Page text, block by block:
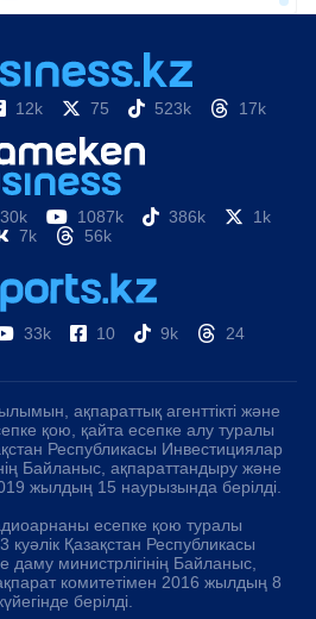
12k 75 523k 17k
1087k 386k
1k
7k
56k
33k 10 9k 24
ақпараттық агенттікті және
қою, қайта есепке алу туралы
Республикасы Инвестициялар
Байланыс, ақпараттандыру және
жылдың 15 наурызында берілді.
есепке қою туралы
Қазақстан Республикасы
министрлігінің Байланыс,
комитетімен 2016 жылдың 8
берілді.